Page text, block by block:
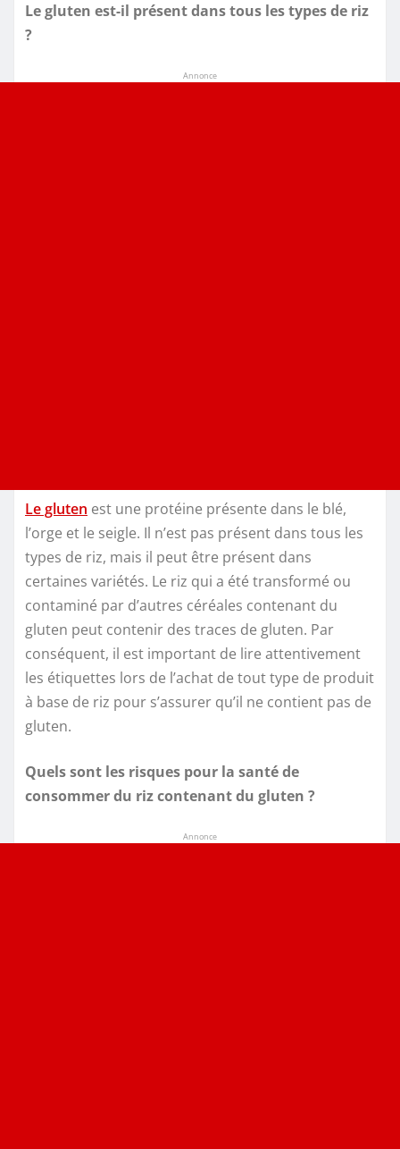
Le gluten est-il présent dans tous les types de riz
?
Annonce
Le gluten est une protéine présente dans le blé,
l’orge et le seigle. Il n’est pas présent dans tous les
types de riz, mais il peut être présent dans
certaines variétés. Le riz qui a été transformé ou
contaminé par d’autres céréales contenant du
gluten peut contenir des traces de gluten. Par
conséquent, il est important de lire attentivement
les étiquettes lors de l’achat de tout type de produit
à base de riz pour s’assurer qu’il ne contient pas de
gluten.
Quels sont les risques pour la santé de
consommer du riz contenant du gluten ?
Annonce